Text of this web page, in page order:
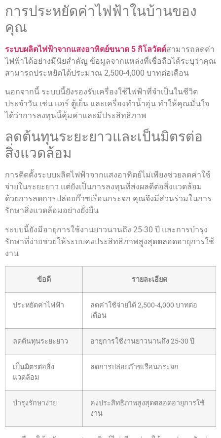
การประหยัดค่าไฟฟ้าในบ้านของ
คุณ
ระบบผลิตไฟฟ้าจากแสงอาทิตย์ขนาด 5 กิโลวัตต์สามารถลดค่า
ไฟฟ้าได้อย่างมีนัยสำคัญ ข้อมูลจากแหล่งที่เชื่อถือได้ระบุว่าคุณ
สามารถประหยัดได้ประมาณ 2,500-4,000 บาทต่อเดือน
นอกจากนี้ ระบบนี้ยังรองรับเครื่องใช้ไฟฟ้าที่จำเป็นในชีวิต
ประจำวัน เช่น แอร์ ตู้เย็น และเครื่องทำน้ำอุ่น ทำให้คุณมั่นใจ
ได้ว่าการลงทุนนี้คุ้มค่าและมีประสิทธิภาพ
ลดต้นทุนระยะยาวและเป็นมิตรต่อ
สิ่งแวดล้อม
การติดตั้งระบบผลิตไฟฟ้าจากแสงอาทิตย์ไม่เพียงช่วยลดค่าใช้
จ่ายในระยะยาว แต่ยังเป็นการลงทุนที่ส่งผลดีต่อสิ่งแวดล้อม
ด้วยการลดการปล่อยก๊าซเรือนกระจก คุณจึงมีส่วนร่วมในการ
รักษาสิ่งแวดล้อมอย่างยั่งยืน
ระบบนี้ยังมีอายุการใช้งานยาวนานถึง 25-30 ปี และการบำรุง
รักษาที่ง่ายช่วยให้ระบบคงประสิทธิภาพสูงสุดตลอดอายุการใช้
งาน
ข้อดี รายละเอียด
ประหยัดค่าไฟฟ้า
ลดค่าใช้จ่ายได้ 2,500-4,000 บาทต่อ
เดือน
ลดต้นทุนระยะยาว อายุการใช้งานยาวนานถึง 25-30 ปี
เป็นมิตรต่อสิ่ง
แวดล้อม
ลดการปล่อยก๊าซเรือนกระจก
บำรุงรักษาง่าย
คงประสิทธิภาพสูงสุดตลอดอายุการใช้
งาน